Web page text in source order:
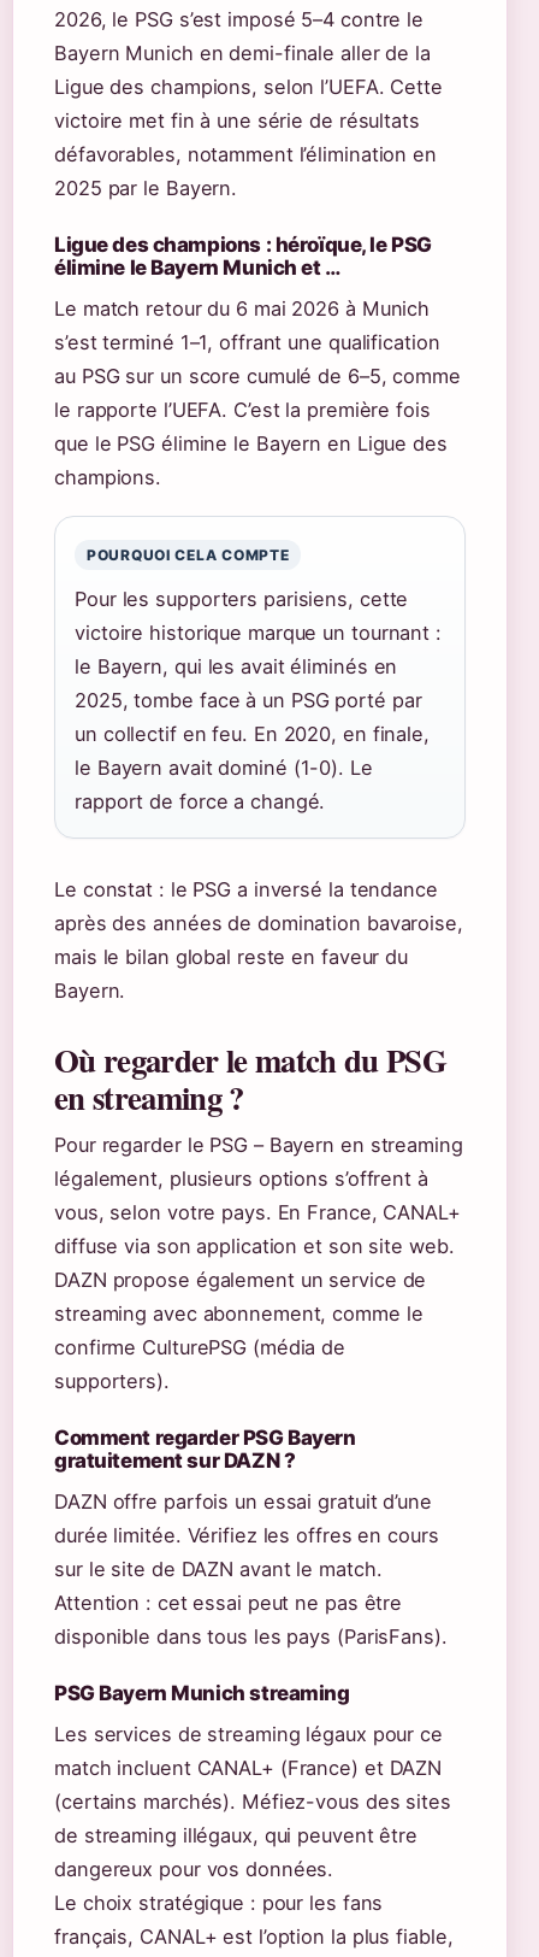
2026, le PSG s’est imposé 5–4 contre le
Bayern Munich en demi-finale aller de la
Ligue des champions, selon l’UEFA. Cette
victoire met fin à une série de résultats
défavorables, notamment l’élimination en
2025 par le Bayern.
Ligue des champions : héroïque, le PSG
élimine le Bayern Munich et …
Le match retour du 6 mai 2026 à Munich
s’est terminé 1–1, offrant une qualification
au PSG sur un score cumulé de 6–5, comme
le rapporte l’UEFA. C’est la première fois
que le PSG élimine le Bayern en Ligue des
champions.
POURQUOI CELA COMPTE
Pour les supporters parisiens, cette
victoire historique marque un tournant :
le Bayern, qui les avait éliminés en
2025, tombe face à un PSG porté par
un collectif en feu. En 2020, en finale,
le Bayern avait dominé (1-0). Le
rapport de force a changé.
Le constat : le PSG a inversé la tendance
après des années de domination bavaroise,
mais le bilan global reste en faveur du
Bayern.
Où regarder le match du PSG
en streaming ?
Pour regarder le PSG – Bayern en streaming
légalement, plusieurs options s’offrent à
vous, selon votre pays. En France, CANAL+
diffuse via son application et son site web.
DAZN propose également un service de
streaming avec abonnement, comme le
confirme CulturePSG (média de
supporters).
Comment regarder PSG Bayern
gratuitement sur DAZN ?
DAZN offre parfois un essai gratuit d’une
durée limitée. Vérifiez les offres en cours
sur le site de DAZN avant le match.
Attention : cet essai peut ne pas être
disponible dans tous les pays (ParisFans).
PSG Bayern Munich streaming
Les services de streaming légaux pour ce
match incluent CANAL+ (France) et DAZN
(certains marchés). Méfiez-vous des sites
de streaming illégaux, qui peuvent être
dangereux pour vos données.
Le choix stratégique : pour les fans
français, CANAL+ est l’option la plus fiable,